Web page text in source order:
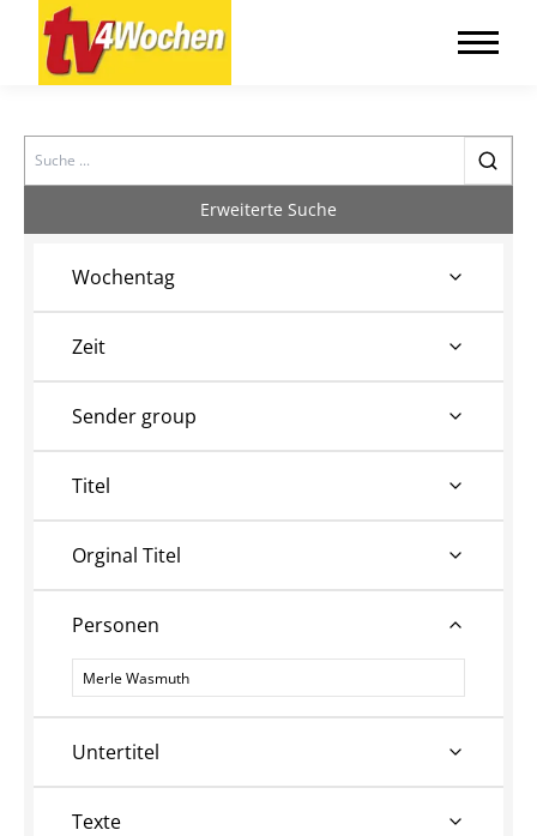
Search
Erweiterte Suche
Wochentag
Zeit
Sender group
Titel
Orginal Titel
Personen
Personen
Untertitel
Texte